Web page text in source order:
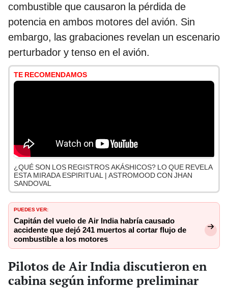
combustible que causaron la pérdida de
potencia en ambos motores del avión. Sin
embargo, las grabaciones revelan un escenario
perturbador y tenso en el avión.
TE RECOMENDAMOS
¿QUÉ SON LOS REGISTROS AKÁSHICOS? LO QUE REVELA
ESTA MIRADA ESPIRITUAL | ASTROMOOD CON JHAN
SANDOVAL
PUEDES VER:
Capitán del vuelo de Air India habría causado
accidente que dejó 241 muertos al cortar flujo de
combustible a los motores
Pilotos de Air India discutieron en
cabina según informe preliminar